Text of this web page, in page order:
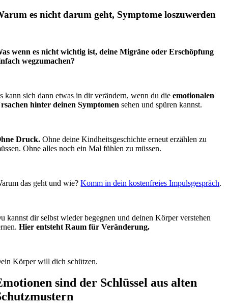
es nicht darum geht, Symptome loszuwerden
wenn es nicht wichtig ist, deine Migräne oder Erschöpfung
wegzumachen?
kann sich dann etwas in dir verändern, wenn du dieemotionalen
hinter deinen Symptomen sehen und spüren kannst.
Druck.Ohne deine Kindheitsgeschichte erneut erzählen zu
Ohne alles noch ein Mal fühlen zu müssen.
das geht und wie?Komm in dein kostenfreies Impulsgespräch.
kannst dir selbst wieder begegnen und deinen Körper verstehen
Hier entsteht Raum für Veränderung.
Körper will dich schützen.
sind der Schlüssel aus alten